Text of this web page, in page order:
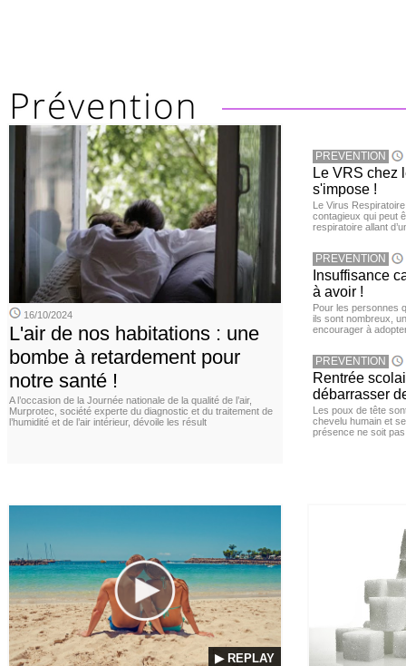
16/10/2024
L'air de nos habitations : une
bombe à retardement pour
notre santé !
A l’occasion de la Journée nationale de la qualité de l’air,
Murprotec, société experte du diagnostic et du traitement de
l’humidité et de l’air intérieur, dévoile les résult
PREVENTION
Le VRS chez
s'impose !
Le Virus
contagieux qui peut
respiratoire allant
PREVENTION
Insuffisance
à avoir !
Pour les personnes
ils sont nombreux,
encourager à
PREVENTION
Rentrée
débarrasser
Les poux de tête
chevelu humain et
présence ne soit
▶ REPLAY